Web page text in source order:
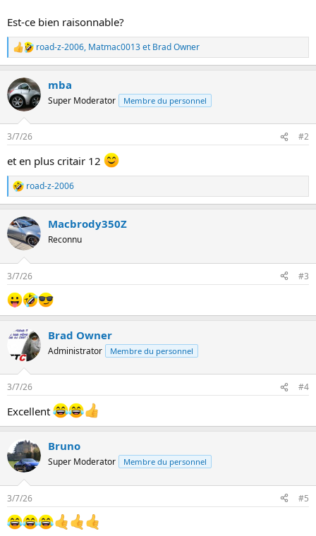
Est-ce bien raisonnable?
L
e
r
é
a
i
n
s
:
road-z-2006, Matmac0013et Brad Owner
mba
Super Moderator Membre du personnel
3/7/26 #2
et en plus critair 12
L
e
r
é
a
i
o
n
s
road-z-2006
Macbrody350Z
Reconnu
3/7/26 #3
Brad Owner
Administrator Membre du personnel
3/7/26 #4
Excellent
Bruno
Super Moderator Membre du personnel
3/7/26 #5